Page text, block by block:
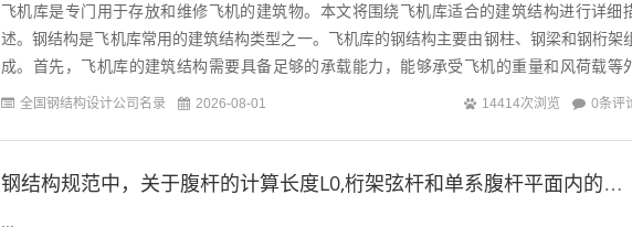
飞机库是专门用于存放和维修飞机的建筑物。本文将围绕飞机库适合的建筑结构进行详细
述。钢结构是飞机库常用的建筑结构类型之一。飞机库的钢结构主要由钢柱、钢梁和钢桁架
成。首先，飞机库的建筑结构需要具备足够的承载能力，能够承受飞机的重量和风荷载等
力。其次，飞机库的建筑结构需要具备较好的防水性能和密封性能...
全国钢结构设计公司名录 2026-08-01 14414次浏览 0条评
钢结构规范中，关于腹杆的计算长度L0,桁架弦杆和单系腹杆平面内的长度取L和0.8L，但交叉腹杆长度为一半（空腹桁架实腹桁架优缺点）